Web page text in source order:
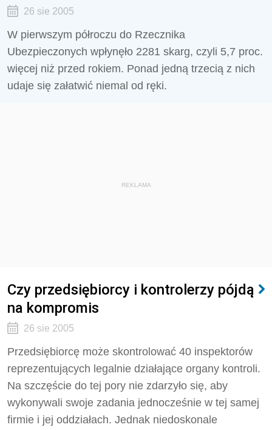
26 sie 2005
W pierwszym półroczu do Rzecznika
Ubezpieczonych wpłynęło 2281 skarg, czyli 5,7 proc.
więcej niż przed rokiem. Ponad jedną trzecią z nich
udaje się załatwić niemal od ręki.
REKLAMA
Czy przedsiębiorcy i kontrolerzy pójdą
na kompromis
26 sie 2005
Przedsiębiorcę może skontrolować 40 inspektorów
reprezentujących legalnie działające organy kontroli.
Na szczęście do tej pory nie zdarzyło się, aby
wykonywali swoje zadania jednocześnie w tej samej
firmie i jej oddziałach. Jednak niedoskonale